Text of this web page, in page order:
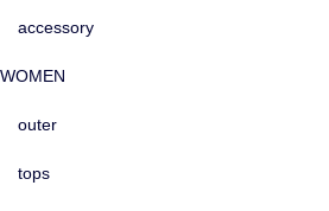
accessory
WOMEN
outer
tops